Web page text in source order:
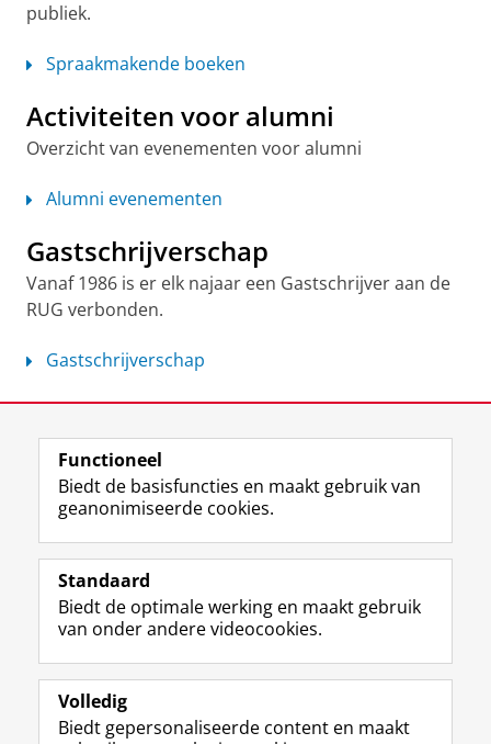
publiek.
Spraakmakende boeken
Activiteiten voor alumni
Overzicht van evenementen voor alumni
Alumni evenementen
Gastschrijverschap
Vanaf 1986 is er elk najaar een Gastschrijver aan de
RUG verbonden.
Gastschrijverschap
View this page in:English
Volg de RUG
F
a
e
b
o
p
L
i
k
e
I
-
R
S
-
f
e
R
I
n
t
r
m
Y
o
T
e
k
Studiekiezers
Alumni
Over ons
Functioneel
Biedt de basisfuncties en maakt gebruik van
geanonimiseerde cookies.
Standaard
Biedt de optimale werking en maakt gebruik
van onder andere videocookies.
Volledig
Biedt gepersonaliseerde content en maakt